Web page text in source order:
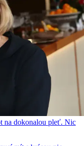
na dokonalou pleť. Nic